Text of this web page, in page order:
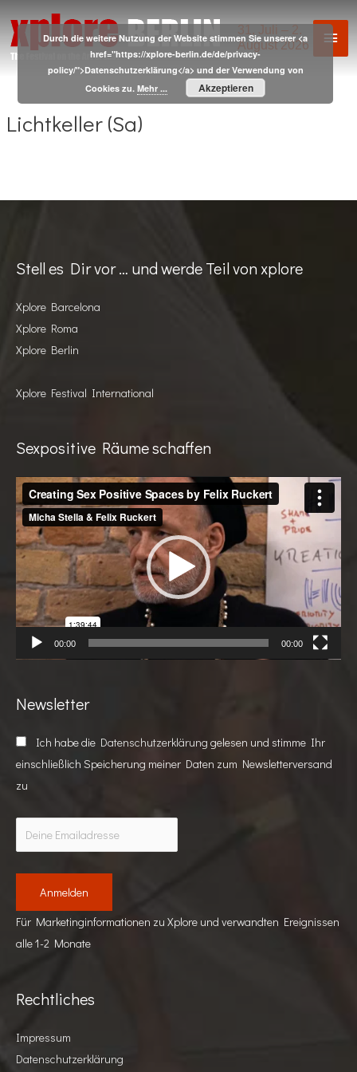
Inhalt
springen
31. Juli – 2.
August 2026
Lichtkeller (Sa)
Stell es Dir vor … und werde Teil von xplore
Xplore Barcelona
Xplore Roma
Xplore Berlin
Xplore Festival International
Sexpositive Räume schaffen
Videoplayer
00:00 00:00
Newsletter
Ich habe die Datenschutzerklärung gelesen und stimme Ihr
einschließlich Speicherung meiner Daten zum Newsletterversand
zu
Für Marketinginformationen zu Xplore und verwandten Ereignissen
alle 1-2 Monate
Rechtliches
Impressum
Datenschutzerklärung
Durch die weitere Nutzung der Website stimmen Sie unserer <a
href="https://xplore-berlin.de/de/privacy-
policy/">Datenschutzerklärung</a> und der Verwendung von
Cookies zu.Mehr ... Akzeptieren